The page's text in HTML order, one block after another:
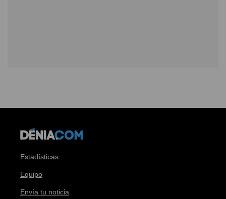
Estadísticas
Equipo
Envía tu noticia